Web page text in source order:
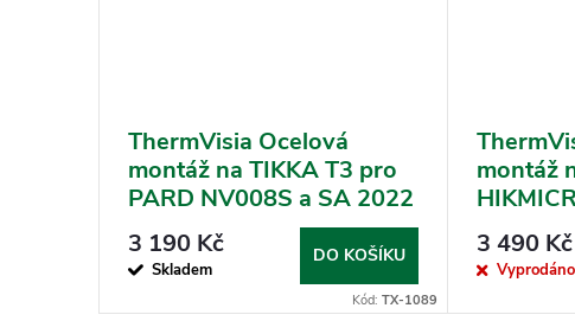
ThermVisia Ocelová
montáž na TIKKA T3 pro
PARD NV008S a SA 2022
3 190 Kč
Skladem
DO KOŠÍKU
Kód:TX-1089
montáž
Panther
3 490 Kč
Vyprodáno